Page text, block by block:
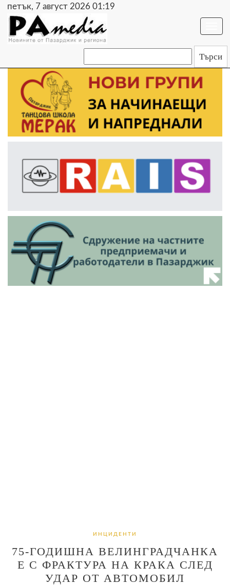
петък, 7 август 2026 01:19
ИНЦИДЕНТИ
75-ГОДИШНА ВЕЛИНГРАДЧАНКА
Е С ФРАКТУРА НА КРАКА СЛЕД
УДАР ОТ АВТОМОБИЛ